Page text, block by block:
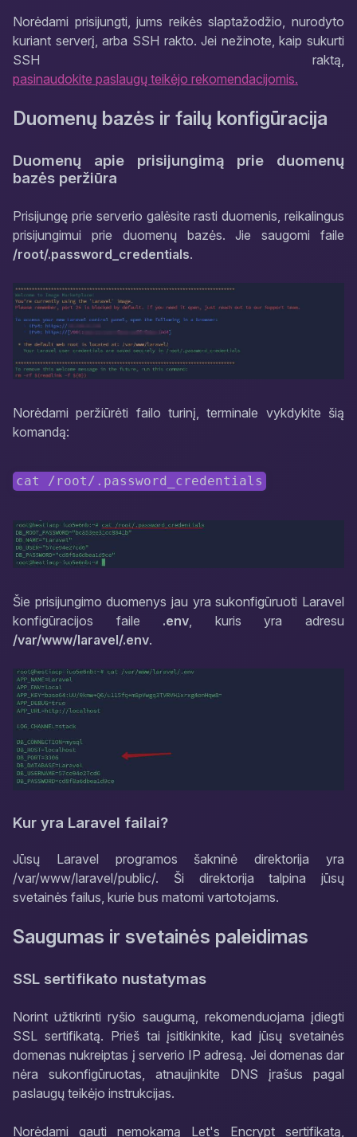
Norėdami prisijungti, jums reikės slaptažodžio, nurodyto
kuriant serverį, arba SSH rakto. Jei nežinote, kaip sukurti
SSH raktą,
pasinaudokite paslaugų teikėjo rekomendacijomis.
Duomenų bazės ir failų konfigūracija
Duomenų apie prisijungimą prie duomenų
bazės peržiūra
Prisijungę prie serverio galėsite rasti duomenis, reikalingus
prisijungimui prie duomenų bazės. Jie saugomi faile
/root/.password_credentials.
Norėdami peržiūrėti failo turinį, terminale vykdykite šią
komandą:
cat /root/.password_credentials
Šie prisijungimo duomenys jau yra sukonfigūruoti Laravel
konfigūracijos faile .env , kuris yra adresu
/var/www/laravel/.env.
Kur yra Laravel failai?
Jūsų Laravel programos šakninė direktorija yra
/var/www/laravel/public/. Ši direktorija talpina jūsų
svetainės failus, kurie bus matomi vartotojams.
Saugumas ir svetainės paleidimas
SSL sertifikato nustatymas
Norint užtikrinti ryšio saugumą, rekomenduojama įdiegti
SSL sertifikatą. Prieš tai įsitikinkite, kad jūsų svetainės
domenas nukreiptas į serverio IP adresą. Jei domenas dar
nėra sukonfigūruotas, atnaujinkite DNS įrašus pagal
paslaugų teikėjo instrukcijas.
Norėdami gauti nemokamą Let's Encrypt sertifikatą,